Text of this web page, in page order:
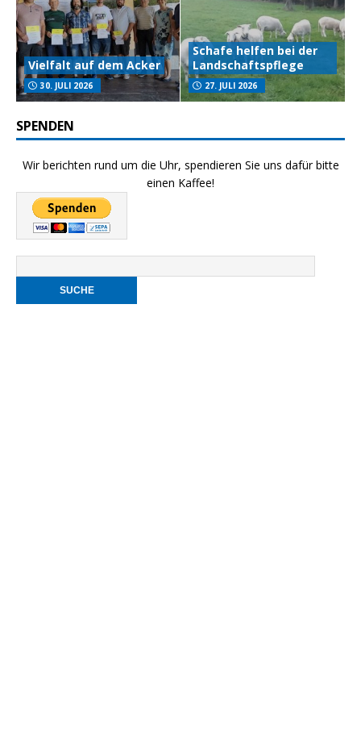
Vielfalt auf dem Acker
30. JULI 2026
Schafe helfen bei der
Landschaftspflege
27. JULI 2026
SPENDEN
Wir berichten rund um die Uhr, spendieren Sie uns dafür bitte
einen Kaffee!